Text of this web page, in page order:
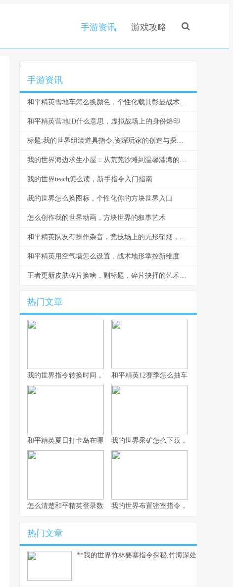
手游资讯 游戏攻略
.
手游资讯
和平精英雪地车怎么换颜色，个性化载具彰显战术风采，副标题，雪原驰骋的色彩奥秘与实战价值
和平精英营地ID什么意思，虚拟战场上的身份烙印
标题:我的世界组装道具指令,资深玩家的创造与探索指南
我的世界海边求生小屋：从荒芜沙滩到温馨港湾的建造指南
我的世界teach怎么读，新手指令入门指南
我的世界怎么换图标，个性化你的方块世界入口
怎么创作我的世界动画，方块世界的叙事艺术
和平精英队友有操作杂音，竞技场上的无形硝烟，副标题，听音辨位之外的生存考验
和平精英用空气墙怎么设置，战术地形掌控新维度
王者更新皮肤碎片换啥，副标题，碎片抉择的艺术与智慧
热门文章
我的世界指令转换时间，方块宇宙的时光之匙和平精英12赛季怎么抽车，资深玩家的
和平精英夏日打卡岛在哪里：探寻虚拟海滨的坐标与意义
我的世界采矿怎么下载，资深玩家的完
怎么清楚和平精英登录数据，玩家数据管理指南
我的世界布置密室指令，密室逃脱的指
热门文章
**我的世界竹林要塞指令探秘,竹海深处的代码奇